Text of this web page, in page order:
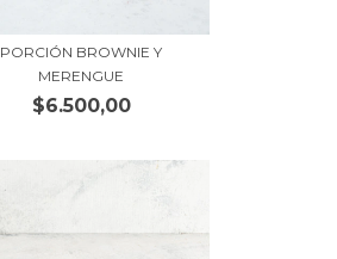
PORCIÓN BROWNIE Y
MERENGUE
$6.500,00